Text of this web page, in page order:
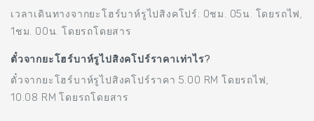
เวลาเดินทางจากยะโฮร์บาห์รูไปสิงคโปร์: 0ชม. 05น. โดยรถไฟ,
1ชม. 00น. โดยรถโดยสาร
ตั๋วจากยะโฮร์บาห์รูไปสิงคโปร์ราคาเท่าไร?
ตั๋วจากยะโฮร์บาห์รูไปสิงคโปร์ราคา 5.00 RM โดยรถไฟ,
10.08 RM โดยรถโดยสาร